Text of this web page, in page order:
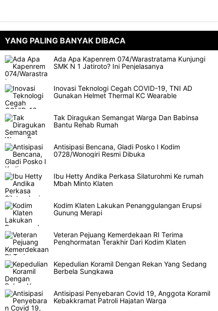
YANG PALING BANYAK DIBACA
Ada Apa Kapenrem 074/Warastratama Kunjungi
SMK N 1 Jatiroto? Ini Penjelasanya
Inovasi Teknologi Cegah COVID-19, TNI AD
Gunakan Helmet Thermal KC Wearable
Tak Diragukan Semangat Warga Dan Babinsa
Bantu Rehab Rumah
Antisipasi Bencana, Gladi Posko I Kodim
0728/Wonogiri Resmi Dibuka
Ibu Hetty Andika Perkasa Silaturohmi Ke rumah
Mbah Minto Klaten
Kodim Klaten Lakukan Penanggulangan Erupsi
Gunung Merapi
Veteran Pejuang Kemerdekaan RI Terima
Penghormatan Terakhir Dari Kodim Klaten
Kepedulian Koramil Dengan Rekan Yang Sedang
Berbela Sungkawa
Antisipasi Penyebaran Covid 19, Anggota Koramil
Kebakkramat Patroli Hajatan Warga